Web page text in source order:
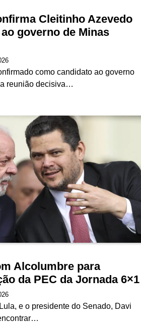
Cleitinho Azevedo
governo de Minas
como candidato ao governo
reunião decisiva…
Alcolumbre para
da PEC da Jornada 6×1
e o presidente do Senado, Davi